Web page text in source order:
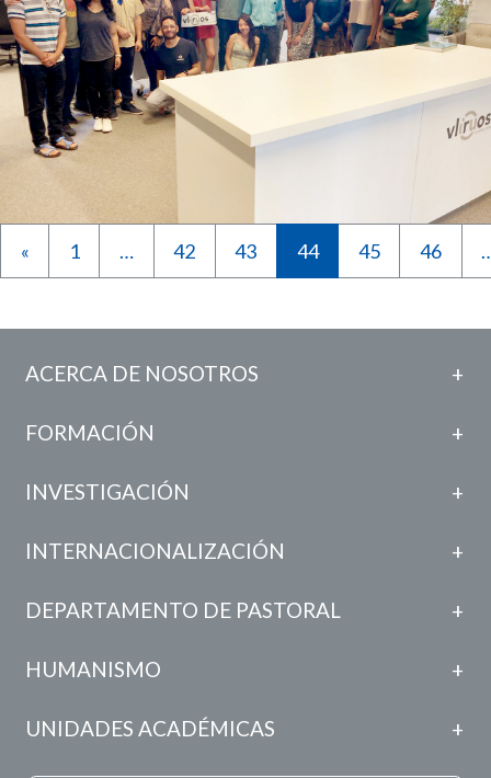
Bibliográficas en La Paz
para fortalecer la investigación en nuestro país
« 1 … 42 43 44 45 46
ACERCA DE NOSOTROS
FORMACIÓN
INVESTIGACIÓN
INTERNACIONALIZACIÓN
DEPARTAMENTO DE PASTORAL
HUMANISMO
UNIDADES ACADÉMICAS